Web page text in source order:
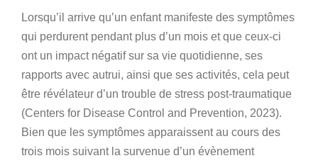
Lorsqu’il arrive qu’un enfant manifeste des symptômes
qui perdurent pendant plus d’un mois et que ceux-ci
ont un impact négatif sur sa vie quotidienne, ses
rapports avec autrui, ainsi que ses activités, cela peut
être révélateur d’un trouble de stress post-traumatique
(Centers for Disease Control and Prevention, 2023).
Bien que les symptômes apparaissent au cours des
trois mois suivant la survenue d’un évènement